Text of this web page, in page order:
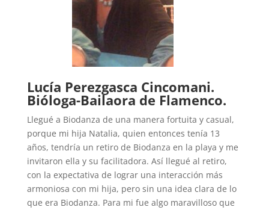
Lucía Perezgasca Cincomani.
Bióloga-Bailaora de Flamenco.
Llegué a Biodanza de una manera fortuita y casual,
porque mi hija Natalia, quien entonces tenía 13
años, tendría un retiro de Biodanza en la playa y me
invitaron ella y su facilitadora. Así llegué al retiro,
con la expectativa de lograr una interacción más
armoniosa con mi hija, pero sin una idea clara de lo
que era Biodanza. Para mi fue algo maravilloso que